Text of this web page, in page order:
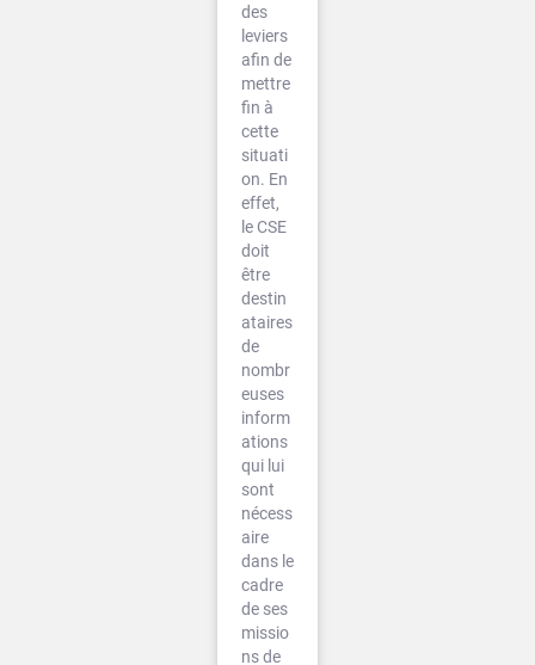
des
leviers
afin de
mettre
fin à
cette
situati
on. En
effet,
le CSE
doit
être
destin
ataires
de
nombr
euses
inform
ations
qui lui
sont
nécess
aire
dans le
cadre
de ses
missio
ns de